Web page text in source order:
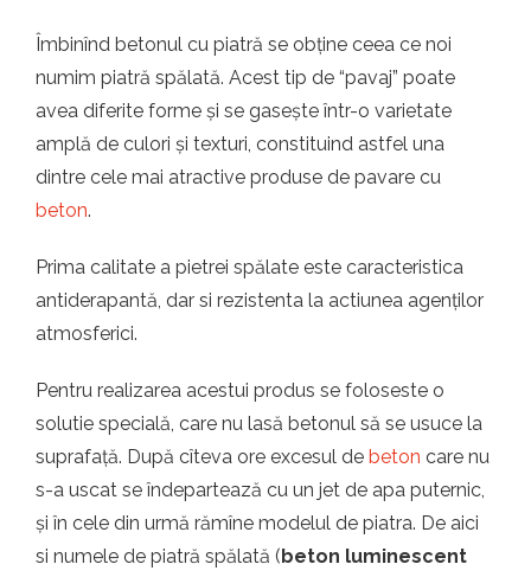
Îmbinînd betonul cu piatră se obține ceea ce noi
numim piatră spălată. Acest tip de “pavaj” poate
avea diferite forme și se gasește într-o varietate
amplă de culori și texturi, constituind astfel una
dintre cele mai atractive produse de pavare cu
beton.
Prima calitate a pietrei spălate este caracteristica
antiderapantă, dar si rezistenta la actiunea agenților
atmosferici.
Pentru realizarea acestui produs se foloseste o
solutie specială, care nu lasă betonul să se usuce la
suprafață. După cîteva ore excesul de beton care nu
s-a uscat se îndepartează cu un jet de apa puternic,
și în cele din urmă rămîne modelul de piatra. De aici
si numele de piatră spălată (beton luminescent